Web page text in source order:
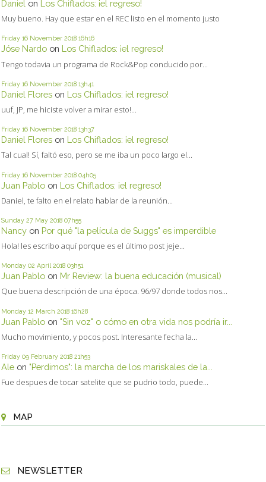
Daniel on Los Chiflados: ¡el regreso!
Muy bueno. Hay que estar en el REC listo en el momento justo
Friday 16 November 2018 16h16
Jóse Nardo on Los Chiflados: ¡el regreso!
Tengo todavia un programa de Rock&Pop conducido por...
Friday 16 November 2018 13h41
Daniel Flores on Los Chiflados: ¡el regreso!
uuf, JP, me hiciste volver a mirar esto!...
Friday 16 November 2018 13h37
Daniel Flores on Los Chiflados: ¡el regreso!
Tal cual! Sí, faltó eso, pero se me iba un poco largo el...
Friday 16 November 2018 04h05
Juan Pablo on Los Chiflados: ¡el regreso!
Daniel, te falto en el relato hablar de la reunión...
Sunday 27 May 2018 07h55
Nancy on Por qué "la película de Suggs" es imperdible
Hola! les escribo aquí porque es el último post jeje...
Monday 02 April 2018 03h51
Juan Pablo on Mr Review: la buena educación (musical)
Que buena descripción de una época. 96/97 donde todos nos...
Monday 12 March 2018 16h28
Juan Pablo on "Sin voz" o cómo en otra vida nos podría ir...
Mucho movimiento, y pocos post. Interesante fecha la...
Friday 09 February 2018 21h53
Ale on "Perdimos": la marcha de los mariskales de la...
Fue despues de tocar satelite que se pudrio todo, puede...
MAP
NEWSLETTER